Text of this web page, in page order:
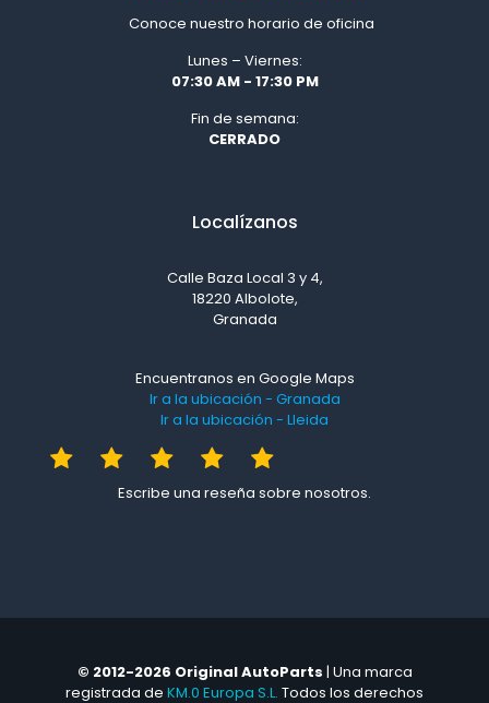
Conoce nuestro horario de oficina
Lunes – Viernes:
07:30 AM - 17:30 PM
Fin de semana:
CERRADO
Localízanos
Calle Baza Local 3 y 4,
18220 Albolote,
Granada
Encuentranos en Google Maps
Ir a la ubicación - Granada
Ir a la ubicación - Lleida
Escribe una reseña sobre nosotros.
© 2012-2026 Original AutoParts | Una marca
registrada de KM.0 Europa S.L. Todos los derechos